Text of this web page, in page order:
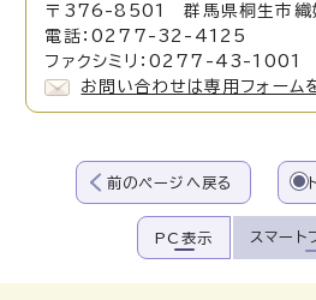
〒376-8501 群馬県桐生市織
電話：0277-32-4125
ファクシミリ：0277-43-1001
お問い合わせは専用フォーム
前のページへ戻る
PC表示 スマート